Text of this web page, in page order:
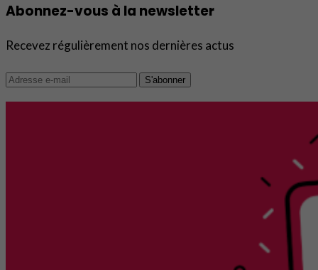
Abonnez-vous à la newsletter
Recevez régulièrement nos dernières actus
S'abonner